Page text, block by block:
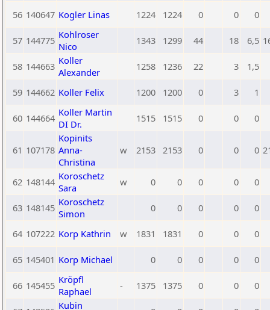
56 140647 Kogler Linas 1224 1224 0 0 0
57 144775 Kohlroser
Nico
1343 1299 44 18 6,5
58 144663 Koller
Alexander
1258 1236 22 3 1,5
59 144662 Koller Felix 1200 1200 0 3 1
60 144664 Koller Martin
DI Dr.
1515 1515 0 0 0
61 107178
Kopinits
Anna-
Christina
w 2153 2153 0 0 0
62 148144 Koroschetz
Sara
w 0 0 0 0 0
63 148145 Koroschetz
Simon
0 0 0 0 0
64 107222 Korp Kathrin w 1831 1831 0 0 0
65 145401 Korp Michael 0 0 0 0 0
66 145455 Kröpfl
Raphael
- 1375 1375 0 0 0
Kubin